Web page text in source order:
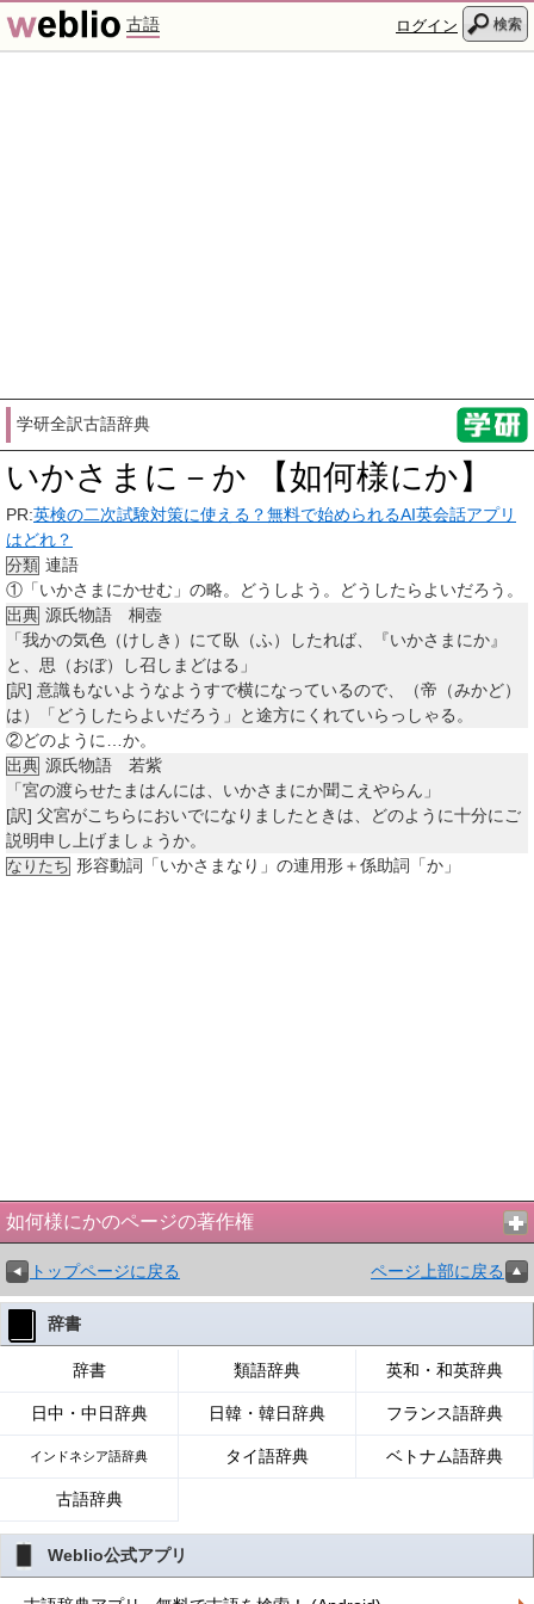
古語 ログイン 検索
学研全訳古語辞典
いかさまに－か 【如何様にか】
PR:英検の二次試験対策に使える？無料で始められるAI英会話アプリ
はどれ？
分類 連語
① 「いかさまにかせむ」の略。どうしよう。どうしたらよいだろう。
出典 源氏物語 桐壺
「我かの気色（けしき）にて臥（ふ）したれば、『いかさまにか』
と、思（おぼ）し召しまどはる」
[訳] 意識もないようなようすで横になっているので、（帝（みかど）
は）「どうしたらよいだろう」と途方にくれていらっしゃる。
②どのように…か。
出典 源氏物語 若紫
「宮の渡らせたまはんには、いかさまにか聞こえやらん」
[訳] 父宮がこちらにおいでになりましたときは、どのように十分にご
説明申し上げましょうか。
なりたち 形容動詞「いかさまなり」の連用形＋係助詞「か」
如何様にかのページの著作権
トップページに戻る ページ上部に戻る
辞書
辞書 類語辞典 英和・和英辞典
日中・中日辞典 日韓・韓日辞典 フランス語辞典
インドネシア語辞典 タイ語辞典 ベトナム語辞典
古語辞典
Weblio公式アプリ